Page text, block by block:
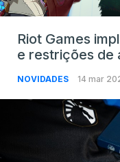
Riot Games
e restrições de
NOVIDADES 14 mar